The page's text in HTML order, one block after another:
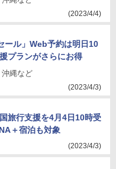
(2023/4/4)
ール」Web予約は明日10
プランがさらにお得
縄など
(2023/4/3)
旅行支援を4月4日10時受
＋宿泊も対象
(2023/4/3)